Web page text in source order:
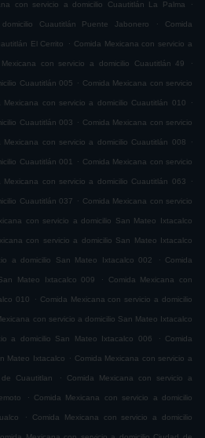
con servicio a domicilio Cuautitlán La Palma .
Cuautitlán Puente Jabonero . Comida
El Cerrito . Comida Mexicana con servicio a
Mexicana con servicio a domicilio Cuautitlán 49 .
Cuautitlán 005 . Comida Mexicana con servicio
Mexicana con servicio a domicilio Cuautitlán 010 .
Cuautitlán 003 . Comida Mexicana con servicio
Mexicana con servicio a domicilio Cuautitlán 008 .
Cuautitlán 001 . Comida Mexicana con servicio
Mexicana con servicio a domicilio Cuautitlán 063 .
Cuautitlán 037 . Comida Mexicana con servicio
con servicio a domicilio San Mateo Ixtacalco
con servicio a domicilio San Mateo Ixtacalco
a domicilio San Mateo Ixtacalco 002 . Comida
Mateo Ixtacalco 009 . Comida Mexicana con
010 . Comida Mexicana con servicio a domicilio
con servicio a domicilio San Mateo Ixtacalco
a domicilio San Mateo Ixtacalco 006 . Comida
Mateo Ixtacalco . Comida Mexicana con servicio a
Cuautitlan . Comida Mexicana con servicio a
. Comida Mexicana con servicio a domicilio
. Comida Mexicana con servicio a domicilio